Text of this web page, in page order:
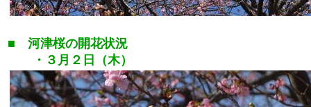
■ 河津桜の開花状況
・３月２日（木）